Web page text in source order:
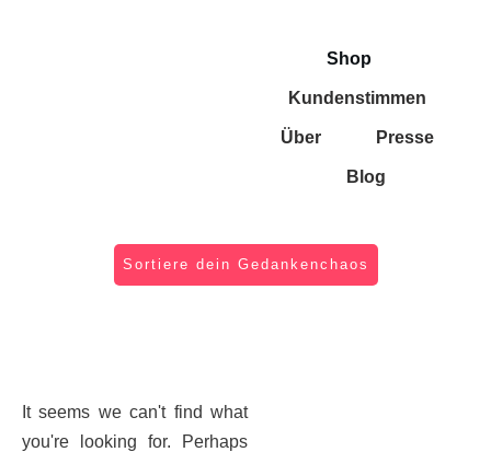
Shop
Kundenstimmen
Über Presse
Blog
Sortiere dein Gedankenchaos
It seems we can't find what
you're looking for. Perhaps